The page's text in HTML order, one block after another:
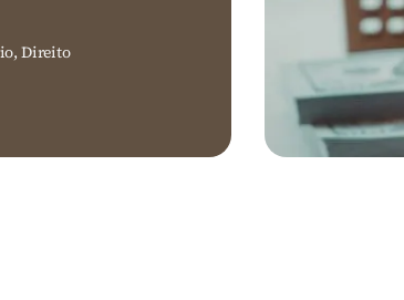
, Direito